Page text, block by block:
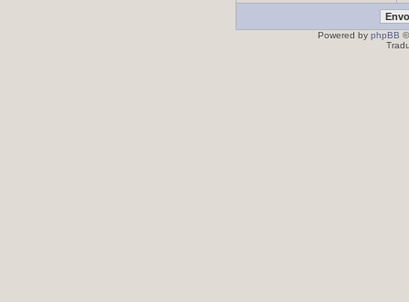
Powered by phpBB